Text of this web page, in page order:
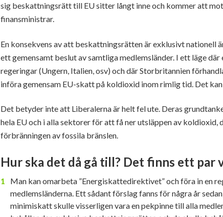
sig beskattningsrätt till EU sitter långt inne och kommer att
finansministrar.
En konsekvens av att beskattningsrätten är exklusivt
ett gemensamt beslut av samtliga medlemsländer. I ett läge
regeringar (Ungern, Italien, osv) och där Storbritannien
införa gemensam EU-skatt på koldioxid inom rimlig tid. Det
Det betyder inte att Liberalerna är helt fel ute. Deras
hela EU och i alla sektorer för att få ner utsläppen av koldioxid,
förbränningen av fossila bränslen.
Hur ska det då gå till? Det finns ett par
Man kan omarbeta ”Energiskattedirektivet” och föra in en
medlemsländerna. Ett sådant förslag fanns för några år
minimiskatt skulle visserligen vara en pekpinne till alla